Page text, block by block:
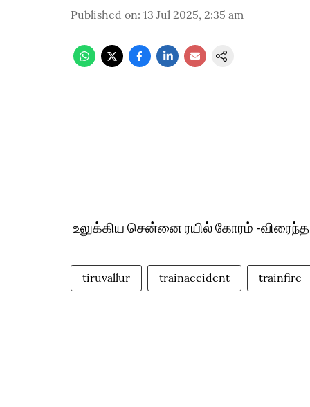
Published on: 13 Jul 2025, 2:35 am
உலுக்கிய சென்னை ரயில் கோரம் -விரைந்த
tiruvallur trainaccident trainfire